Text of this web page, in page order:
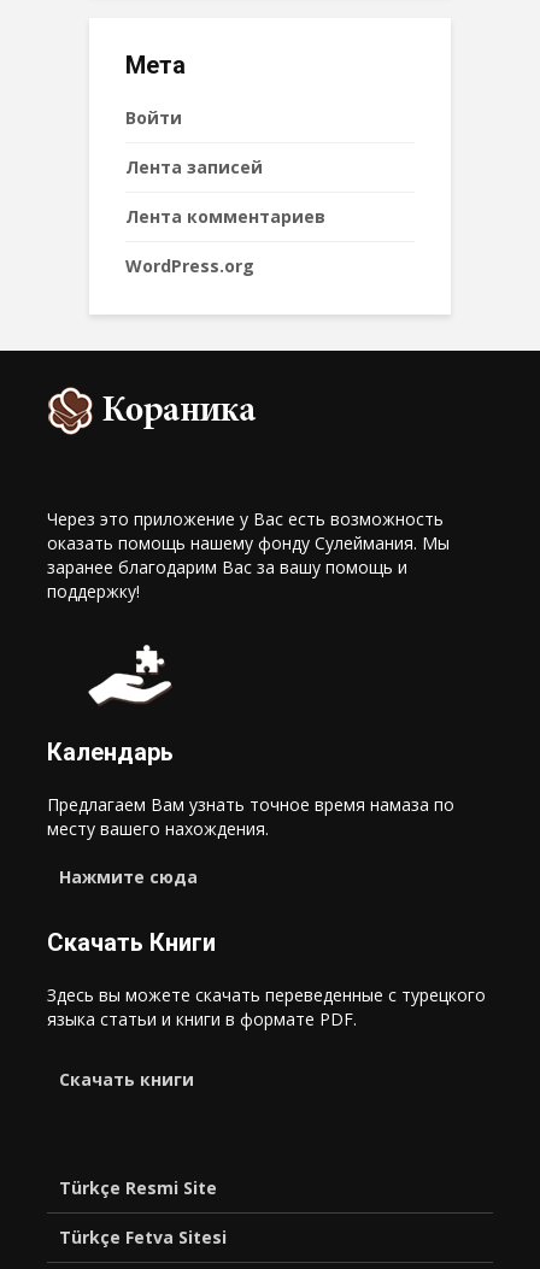
Мета
Войти
Лента записей
Лента комментариев
WordPress.org
Через это приложение у Вас есть возможность
оказать помощь нашему фонду Сулеймания. Мы
заранее благодарим Вас за вашу помощь и
поддержку!
Календарь
Предлагаем Вам узнать точное время намаза по
месту вашего нахождения.
Нажмите сюда
Скачать Книги
Здесь вы можете скачать переведенные с турецкого
языка статьи и книги в формате PDF.
Cкачать книги
Türkçe Resmi Site
Türkçe Fetva Sitesi